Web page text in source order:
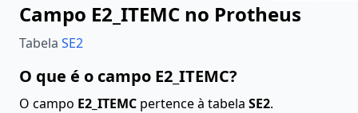
Campo E2_ITEMC no Protheus
Tabela SE2
O que é o campo E2_ITEMC?
O campo E2_ITEMC pertence à tabela SE2.